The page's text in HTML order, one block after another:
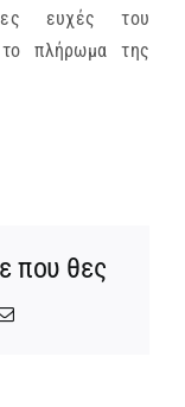
ευχές του
το πλήρωμα της
που θες
Email